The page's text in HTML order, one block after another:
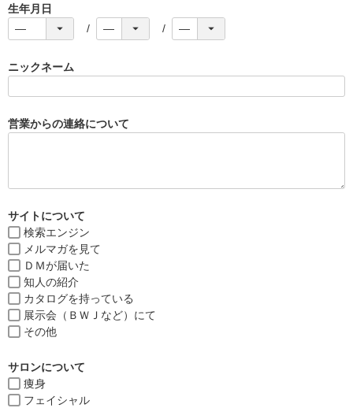
生年月日
ニックネーム
営業からの連絡について
サイトについて
検索エンジン
メルマガを見て
ＤＭが届いた
知人の紹介
カタログを持っている
展示会（ＢＷＪなど）にて
その他
サロンについて
痩身
フェイシャル